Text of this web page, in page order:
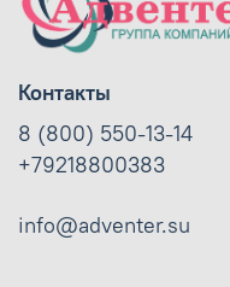
Контакты
8 (800) 550-13-14
+79218800383
info@adventer.su